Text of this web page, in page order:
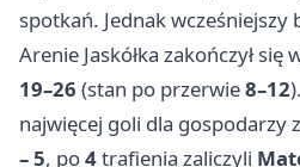
spotkań. Jednak wcześniejszy
Arenie Jaskółka zakończył się
19–26 (stan po przerwie8–12
najwięcej goli dla gospodarzy
– 5, po4trafienia zaliczyli